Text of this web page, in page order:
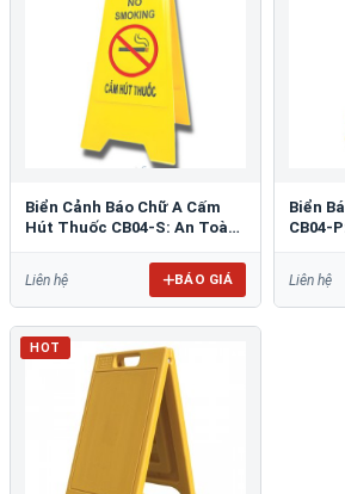
Biển Cảnh Báo Chữ A Cấm
Hút Thuốc CB04-S: An Toàn
Liên hệ BÁO GIÁ
Biển
CB04-
Liên hệ
HOT